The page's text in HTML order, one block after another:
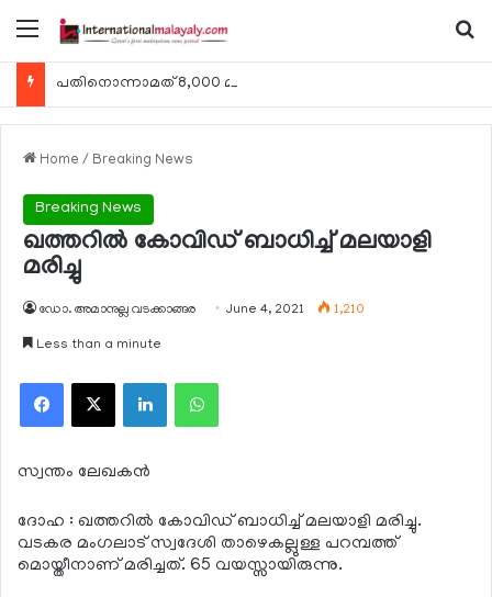
Menu
Home / Breaking News
Breaking News
ഖത്തറില്‍ കോവിഡ് ബാധിച്ച് മലയാളി
മരിച്ചു
ഡോ. അമാനുല്ല വടക്കാങ്ങര June 4, 2021 1,210
Less than a minute
Facebook
X LinkedInWhatsApp
സ്വന്തം ലേഖകന്‍
ദോഹ : ഖത്തറില്‍ കോവിഡ് ബാധിച്ച് മലയാളി മരിച്ചു.
വടകര മംഗലാട് സ്വദേശി താഴെകല്ലുള്ള പറമ്പത്ത്
മൊയ്തീനാണ് മരിച്ചത്. 65 വയസ്സായിരുന്നു.